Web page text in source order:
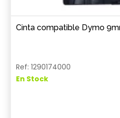
Cinta compatible Dymo
Ref: 1290174000
En Stock